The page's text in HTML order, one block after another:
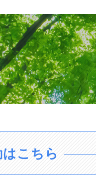
はこちら